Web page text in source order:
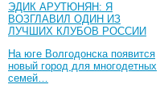
ЭДИК АРУТЮНЯН: Я
ВОЗГЛАВИЛ ОДИН ИЗ
ЛУЧШИХ КЛУБОВ РОССИИ
На юге Волгодонска появится
новый город для многодетных
семей…